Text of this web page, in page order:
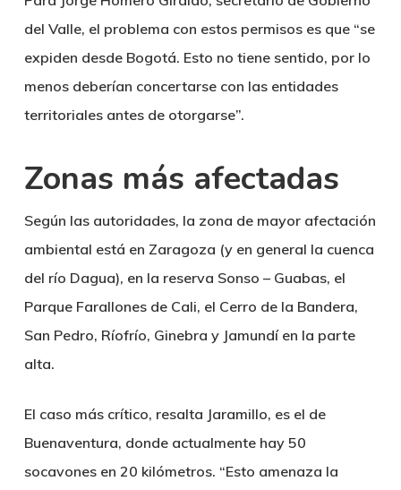
del Valle, el problema con estos permisos es que “se
expiden desde Bogotá. Esto no tiene sentido, por lo
menos deberían concertarse con las entidades
territoriales antes de otorgarse”.
Zonas más afectadas
Según las autoridades, la zona de mayor afectación
ambiental está en Zaragoza (y en general la cuenca
del río Dagua), en la reserva Sonso – Guabas, el
Parque Farallones de Cali, el Cerro de la Bandera,
San Pedro, Ríofrío, Ginebra y Jamundí en la parte
alta.
El caso más crítico, resalta Jaramillo, es el de
Buenaventura, donde actualmente hay 50
socavones en 20 kilómetros. “Esto amenaza la